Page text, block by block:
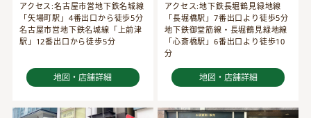
アクセス:名古屋市営地下鉄名城線
「矢場町駅」4番出口から徒歩5分
名古屋市営地下鉄名城線「上前津
駅」12番出口から徒歩5分
地図・店舗詳細
アクセス:地下鉄長堀鶴見緑地線
「長堀橋駅」7番出口より徒歩5分
地下鉄御堂筋線・長堀鶴見緑地線
「心斎橋駅」6番出口より徒歩10
分
地図・店舗詳細